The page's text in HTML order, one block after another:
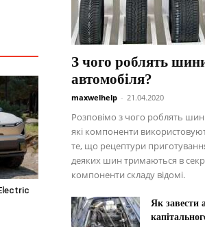
З чого роблять
автомобіля?
maxwelhelp - 21.04.2020
Розповімо з чого роблять
які компоненти
те, що рецептури
деяких шин тримаються в
компоненти складу відомі.
Як завести